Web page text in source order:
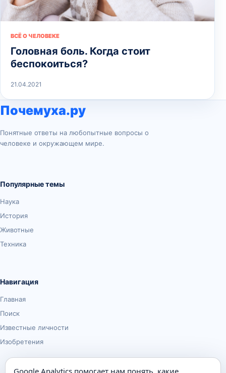
ВСЁ О ЧЕЛОВЕКЕ
Головная боль. Когда стоит
беспокоиться?
21.04.2021
Почемуха.ру
Понятные ответы на любопытные вопросы о
человеке и окружающем мире.
Популярные темы
Наука
История
Животные
Техника
Навигация
Главная
Поиск
Известные личности
Изобретения
Google Analytics помогает нам понять, какие